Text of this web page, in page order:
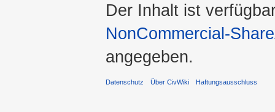
Der Inhalt ist
NonCommercial-
angegeben.
Datenschutz Über CivWiki Haftungsausschluss